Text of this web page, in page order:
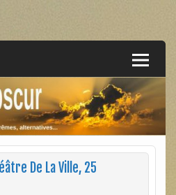
De La Ville, 25